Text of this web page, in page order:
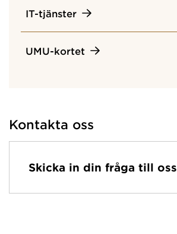
IT-tjänster
UMU-kortet
Kontakta oss
Skicka in din fråga till oss